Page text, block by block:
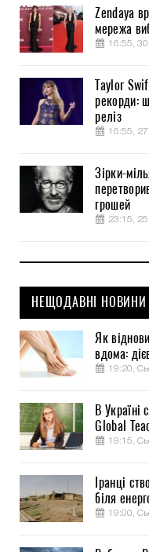
Zendaya
мережа
16:55, 30
Taylor
рекорди:
реліз
16:55, 27
Зірки-
грошей
23:15, 25
НЕЩОДАВНІ НОВИНИ
Як
вдома:
19:20,
В Україні
Global
19:15,
Іранці
біля
19:00,